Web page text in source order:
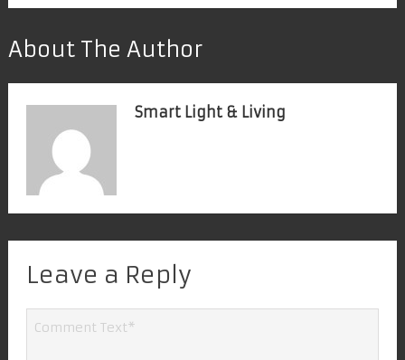
About The Author
Smart Light & Living
Leave a Reply